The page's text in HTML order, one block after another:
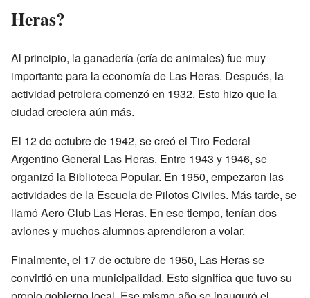
Heras?
Al principio, la ganadería (cría de animales) fue muy
importante para la economía de Las Heras. Después, la
actividad petrolera comenzó en 1932. Esto hizo que la
ciudad creciera aún más.
El 12 de octubre de 1942, se creó el Tiro Federal
Argentino General Las Heras. Entre 1943 y 1946, se
organizó la Biblioteca Popular. En 1950, empezaron las
actividades de la Escuela de Pilotos Civiles. Más tarde, se
llamó Aero Club Las Heras. En ese tiempo, tenían dos
aviones y muchos alumnos aprendieron a volar.
Finalmente, el 17 de octubre de 1950, Las Heras se
convirtió en una municipalidad. Esto significa que tuvo su